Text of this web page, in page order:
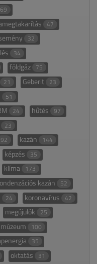
69
47
32
34
földgáz 75
21 Geberit 23
51
24 hűtés 97
23
92 kazán 144
képzés 35
klíma 173
kazán 52
24 koronavírus 42
megújulók 25
múzeum 100
35
oktatás 31